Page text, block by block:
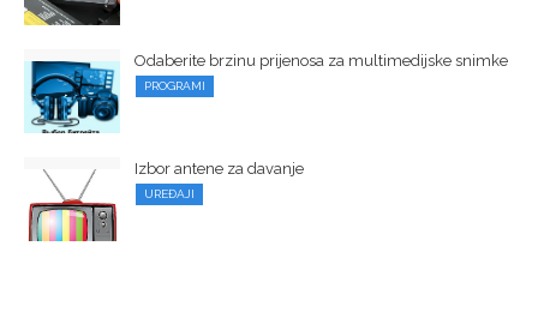
Odaberite brzinu prijenosa za multimedijske snimke
PROGRAMI
Izbor antene za davanje
UREĐAJI